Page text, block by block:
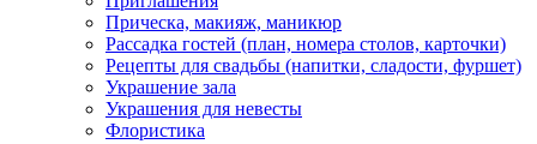
Прическа, макияж, маникюр
Рассадка гостей (план, номера столов, карточки)
Рецепты для свадьбы (напитки, сладости, фуршет)
Украшение зала
Украшения для невесты
Флористика